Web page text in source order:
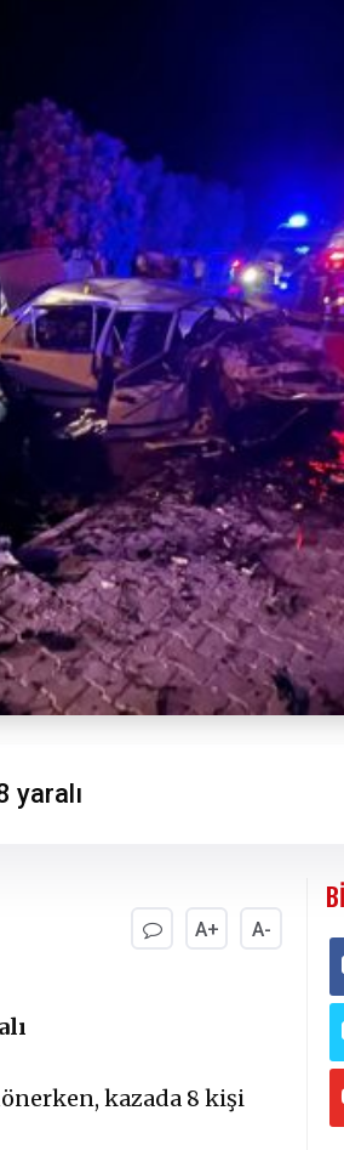
yaralı
A+ A-
kazada 8 kişi